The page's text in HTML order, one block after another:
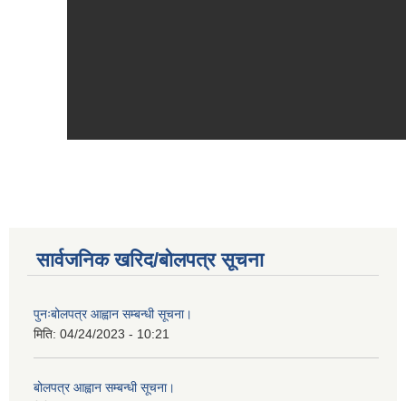
सार्वजनिक खरिद/बोलपत्र सूचना
पुनःबोलपत्र आह्वान सम्बन्धी सूचना।
मिति: 04/24/2023 - 10:21
बोलपत्र आह्वान सम्बन्धी सूचना।